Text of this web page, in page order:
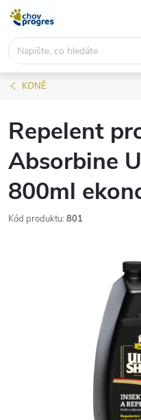
Přejít
obsah
KONĚ
Repelent
Absorbine
800ml
Kód produktu: 801